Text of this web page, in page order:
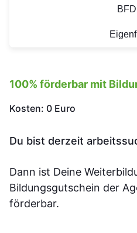
100% förderbar mit
Kosten: 0 Euro
Du bist derzeit
Dann ist Deine
Bildungsgutschein der
förderbar.